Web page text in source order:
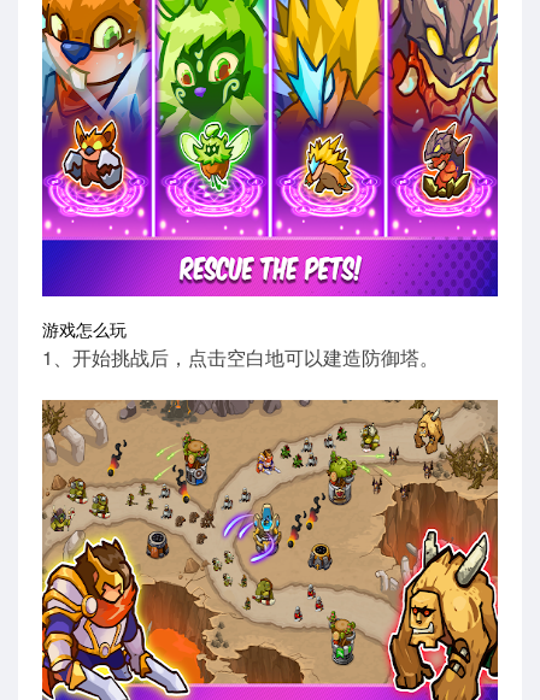
游戏怎么玩
1、开始挑战后，点击空白地可以建造防御塔。